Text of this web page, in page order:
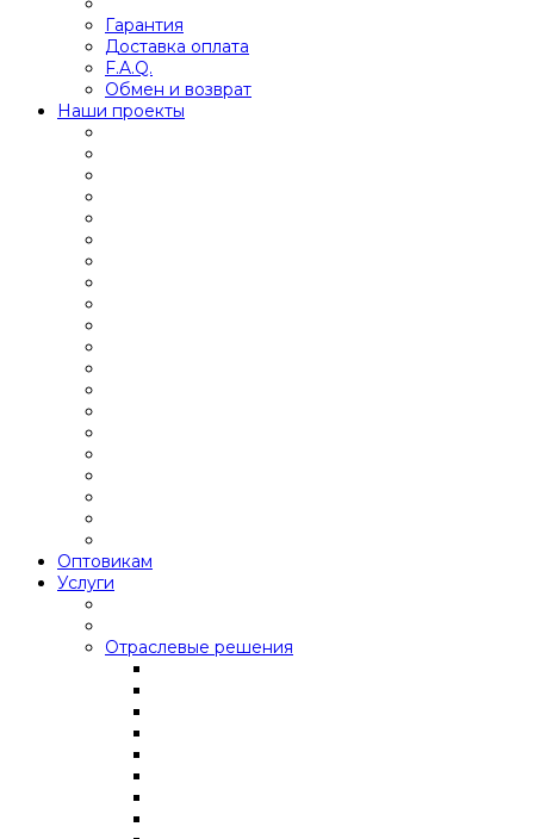
Гарантия
Доставка оплата
F.A.Q.
Обмен и возврат
Наши проекты
Оптовикам
Услуги
Отраслевые решения